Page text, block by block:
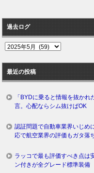
過去ログ
過
ロ
グ
最近の投稿
「BYDに乗ると情報を抜か
言。心配ならシム抜けばOK
認証問題で自動車業界いじめ
応で航空業界の評価もガタ落
ラッコで最も評価すべき点は
ン付きが全グレード標準装備